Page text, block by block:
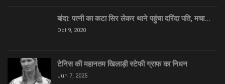
बांदा: पत्नी का कटा सिर लेकर थाने पहुंचा दरिंदा पति, मचा…
Oct 9, 2020
टेनिस की महानतम खिलाड़ी स्टेफी ग्राफ का निधन
Jun 7, 2025